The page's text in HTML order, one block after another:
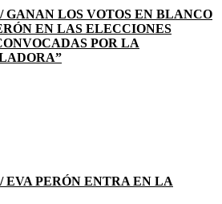
GANAN LOS VOTOS EN BLANCO
EN LAS ELECCIONES
POR LA
EVA PERÓN ENTRA EN LA